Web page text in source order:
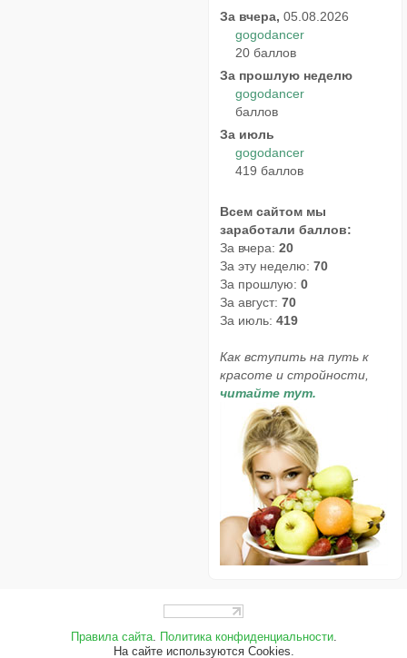
За вчера, 05.08.2026
gogodancer
20 баллов
За прошлую неделю
gogodancer
баллов
За июль
gogodancer
419 баллов
Всем сайтом мы
заработали баллов:
За вчера: 20
За эту неделю: 70
За прошлую: 0
За август: 70
За июль: 419
Как вступить на путь к
красоте и стройности,
читайте тут.
Правила сайта. Политика конфиденциальности.
На сайте используются Cookies.